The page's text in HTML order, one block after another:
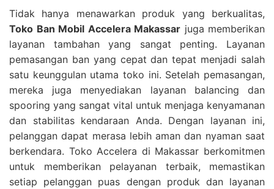
Tidak hanya menawarkan produk yang berkualitas,
Toko Ban Mobil Accelera Makassar juga memberikan
layanan tambahan yang sangat penting. Layanan
pemasangan ban yang cepat dan tepat menjadi salah
satu keunggulan utama toko ini. Setelah pemasangan,
mereka juga menyediakan layanan balancing dan
spooring yang sangat vital untuk menjaga kenyamanan
dan stabilitas kendaraan Anda. Dengan layanan ini,
pelanggan dapat merasa lebih aman dan nyaman saat
berkendara. Toko Accelera di Makassar berkomitmen
untuk memberikan pelayanan terbaik, memastikan
setiap pelanggan puas dengan produk dan layanan